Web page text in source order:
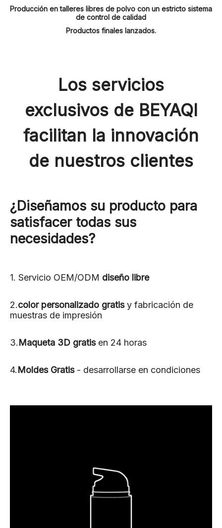
Producción en talleres libres de polvo con un estricto sistema
de control de calidad
Productos finales lanzados.
Los servicios
exclusivos de BEYAQI
facilitan la innovación
de nuestros clientes
¿Diseñamos su producto para
satisfacer todas sus
necesidades?
1. Servicio OEM/ODM diseño libre
2.color personalizado gratisy fabricación de
muestras de impresión
3.Maqueta 3D gratisen 24 horas
4.Moldes Gratis- desarrollarse en condiciones